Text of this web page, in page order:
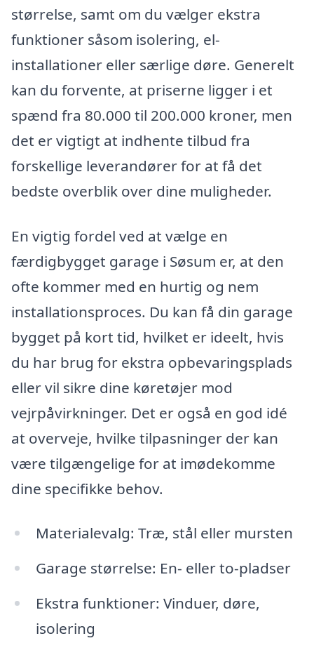
størrelse, samt om du vælger ekstra
funktioner såsom isolering, el-
installationer eller særlige døre. Generelt
kan du forvente, at priserne ligger i et
spænd fra 80.000 til 200.000 kroner, men
det er vigtigt at indhente tilbud fra
forskellige leverandører for at få det
bedste overblik over dine muligheder.
En vigtig fordel ved at vælge en
færdigbygget garage i Søsum er, at den
ofte kommer med en hurtig og nem
installationsproces. Du kan få din garage
bygget på kort tid, hvilket er ideelt, hvis
du har brug for ekstra opbevaringsplads
eller vil sikre dine køretøjer mod
vejrpåvirkninger. Det er også en god idé
at overveje, hvilke tilpasninger der kan
være tilgængelige for at imødekomme
dine specifikke behov.
Materialevalg: Træ, stål eller mursten
Garage størrelse: En- eller to-pladser
Ekstra funktioner: Vinduer, døre,
isolering